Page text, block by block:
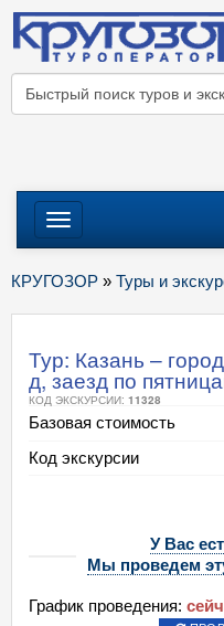
Меню
КРУГОЗОР » Туры и
Тур: Казань –
д, заезд по
КОД ЭКСКУРСИИ: 11328
Базовая стоимость
Код экскурсии
У Вас
Мы проведем
График проведения: